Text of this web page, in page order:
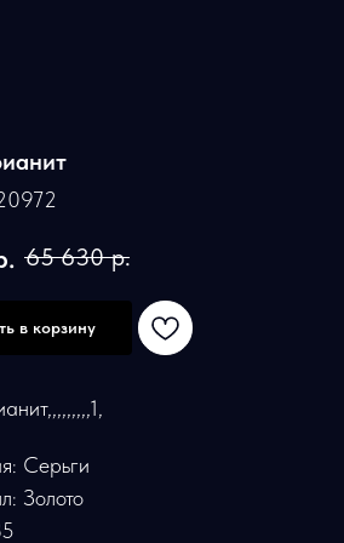
65 630 р.
в корзину
Серьги
Золото